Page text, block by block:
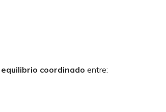
equilibrio coordinado entre: